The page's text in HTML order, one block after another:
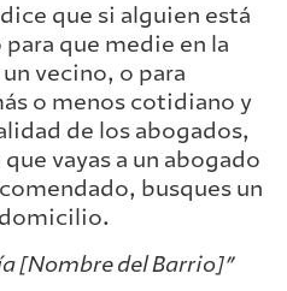
que si alguien está
que medie en la
vecino, o para
o menos cotidiano y
de los abogados,
vayas a un abogado
busques un
[Nombre del Barrio]”